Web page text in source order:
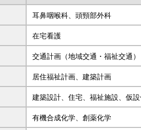
耳鼻咽喉科、頭頸部外科
在宅看護
交通計画（地域交通・福祉交通）
居住福祉計画、建築計画
建築設計、住宅、福祉施設、仮
有機合成化学、創薬化学